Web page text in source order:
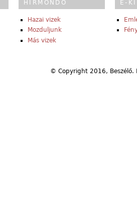
HÍRMONDÓ
Hazai vizek
Mozduljunk
Más vizek
E-
© Copyright 2016,